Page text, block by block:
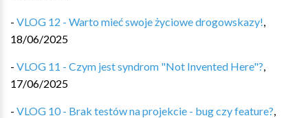
- VLOG 12 - Warto mieć swoje życiowe drogowskazy!,
18/06/2025
- VLOG 11 - Czym jest syndrom "Not Invented Here"?,
17/06/2025
- VLOG 10 - Brak testów na projekcie - bug czy feature?,